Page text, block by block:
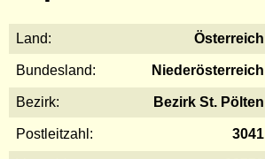
Land: Österreich
Bundesland: Niederösterreich
Bezirk: Bezirk St. Pölten
Postleitzahl: 3041